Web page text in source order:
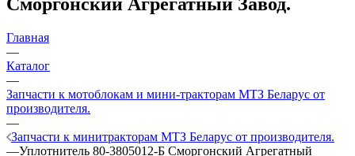
Главная
—
Каталог
—
Запчасти к мотоблокам и мини-тракторам МТЗ Беларус от
производителя.
—
Запчасти к минитракторам МТЗ Беларус от производителя.
—Уплотнитель 80-3805012-Б Сморгонский Агрегатный